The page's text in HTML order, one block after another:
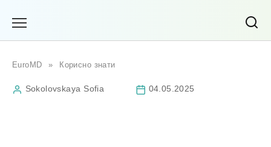
EuroMD » Корисно знати
Sokolovskaya Sofia 04.05.2025